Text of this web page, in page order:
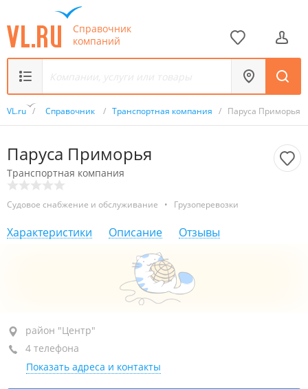
Справочник
компаний
VL.ru / Справочник / Транспортная компания / Паруса Приморья
Паруса Приморья
Транспортная компания
Судовое снабжение и обслуживание • Грузоперевозки
Характеристики Описание Отзывы
район "Центр", ул. Всеволода Сибирцева, 15
+7 (423) 272-47-34
+7 914 792-47-34генеральный директор
район "Центр"
4 телефона
Показать адреса и контакты